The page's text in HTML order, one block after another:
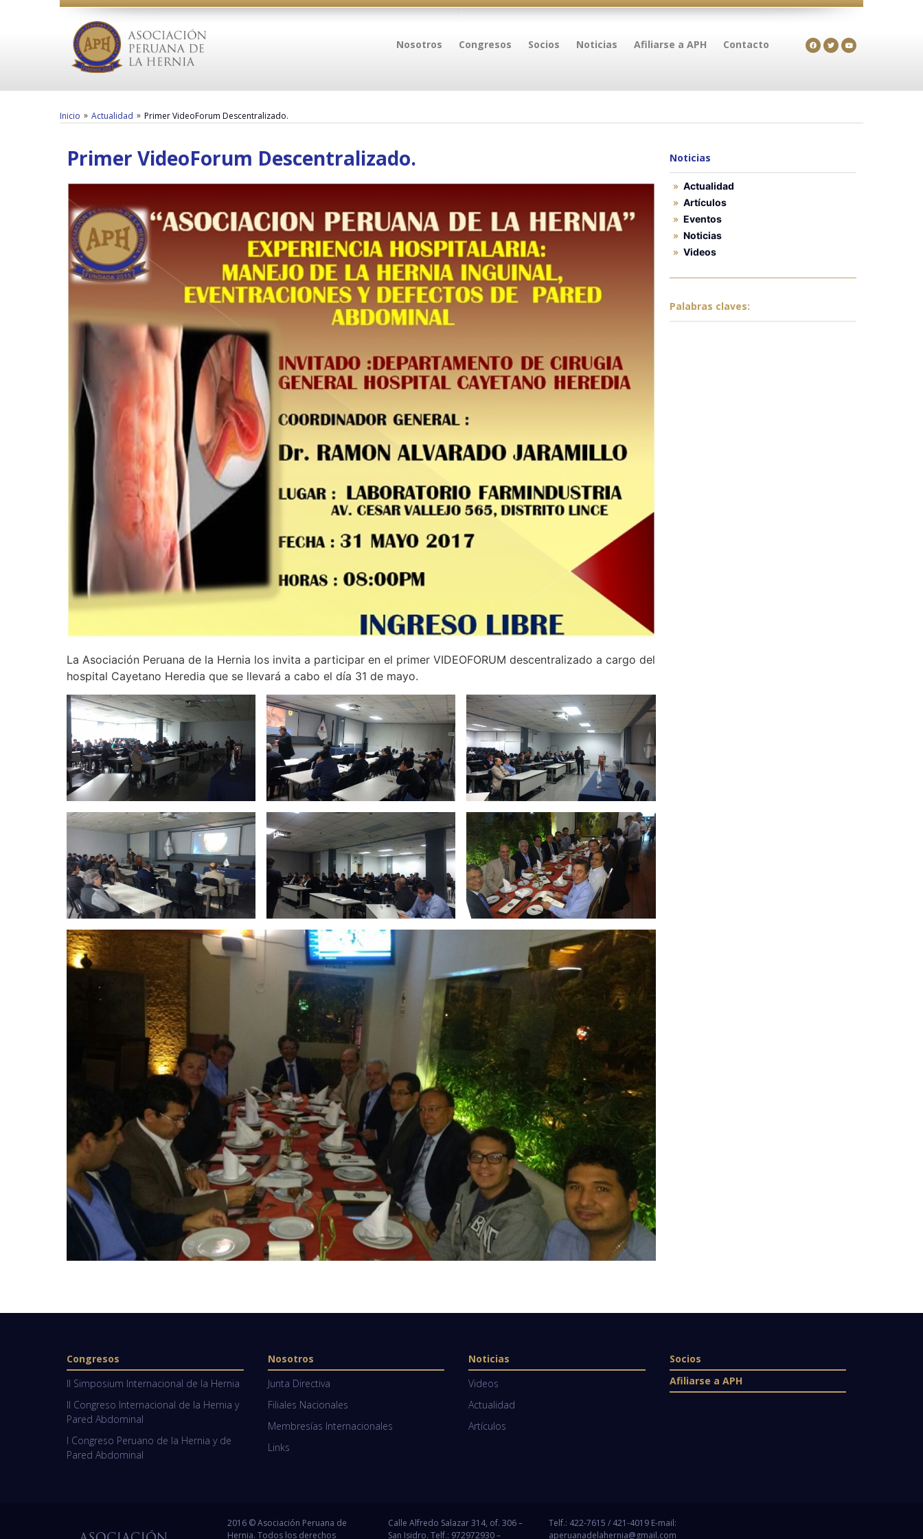
Nosotros Congresos Socios Noticias Afiliarse a APH Contacto
Inicio » Actualidad » Primer VideoForum Descentralizado.
Primer VideoForum Descentralizado.
La Asociación Peruana de la Hernia los invita a participar en el primer VIDEOFORUM descentralizado a cargo del
hospital Cayetano Heredia que se llevará a cabo el día 31 de mayo.
Noticias
Actualidad
Artículos
Eventos
Noticias
Videos
Palabras claves:
Congresos
II Simposium Internacional de la Hernia
II Congreso Internacional de la Hernia y
Pared Abdominal
I Congreso Peruano de la Hernia y de
Pared Abdominal
Nosotros
Junta Directiva
Filiales Nacionales
Membresías Internacionales
Links
Noticias
Videos
Actualidad
Artículos
Socios
Afiliarse a APH
2016 © Asociación Peruana de
Hernia. Todos los derechos
Calle Alfredo Salazar 314, of. 306 –
San Isidro. Telf.: 972972930 –
Telf.: 422-7615 / 421-4019 E-mail:
aperuanadelahernia@gmail.com